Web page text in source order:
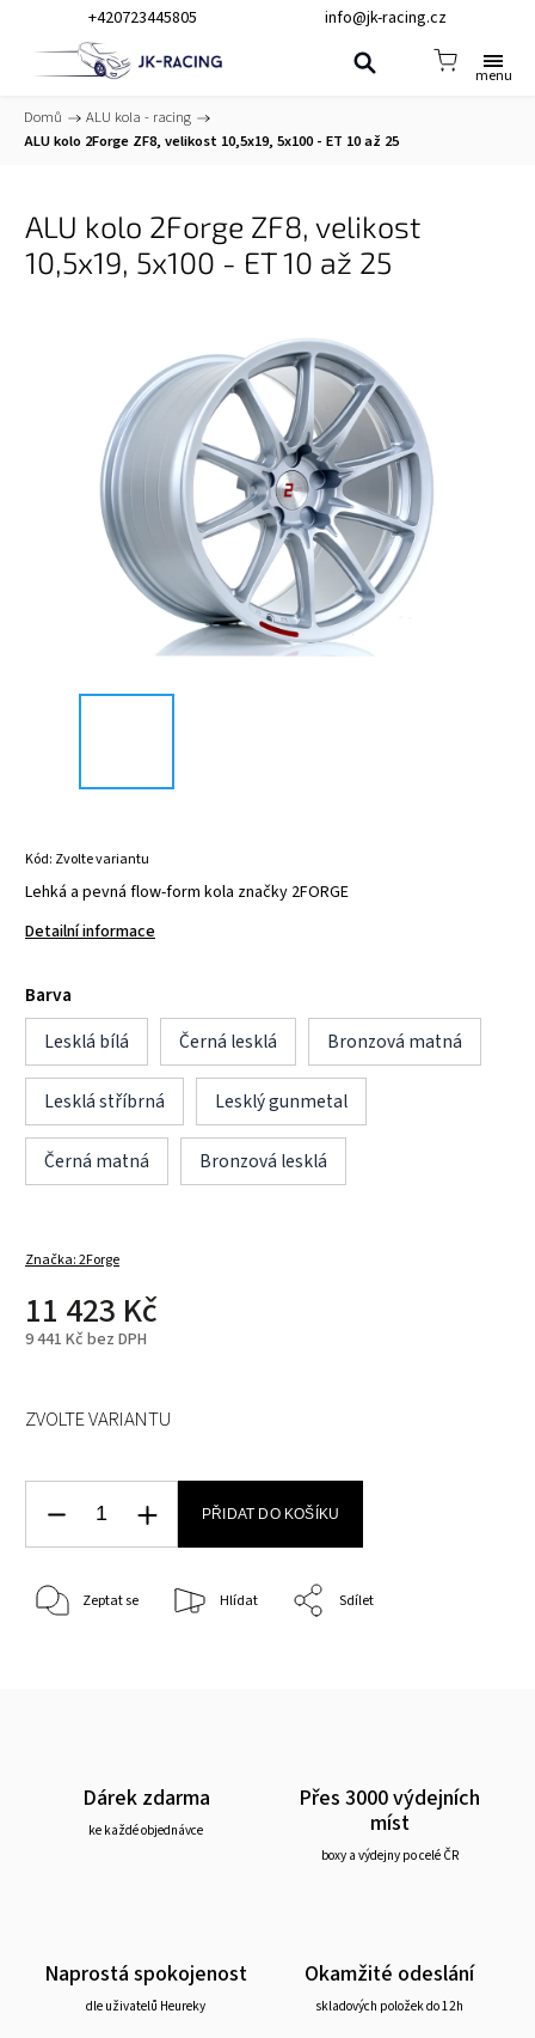
+420723445805 info@jk-racing.cz
Domů / ALU kola - racing /
ALU kolo 2Forge ZF8, velikost 10,5x19, 5x100 - ET 10 až 25
ALU kolo 2Forge ZF8, velikost
10,5x19, 5x100 - ET 10 až 25
Kód: Zvolte variantu
Lehká a pevná flow-form kola značky 2FORGE
Detailní informace
Barva
Lesklá bílá
Černá lesklá Bronzová matná
Lesklá stříbrná Lesklý gunmetal
Černá matná Bronzová lesklá
Značka:2Forge
11 423 Kč
9 441 Kč bez DPH
ZVOLTE VARIANTU
PŘIDAT DO KOŠÍKU
Zeptat se Hlídat Sdílet
Dárek zdarma
ke každé objednávce
Přes 3000 výdejních
míst
boxy a výdejny po celé ČR
Naprostá spokojenost
dle uživatelů Heureky
Okamžité odeslání
skladových položek do 12h